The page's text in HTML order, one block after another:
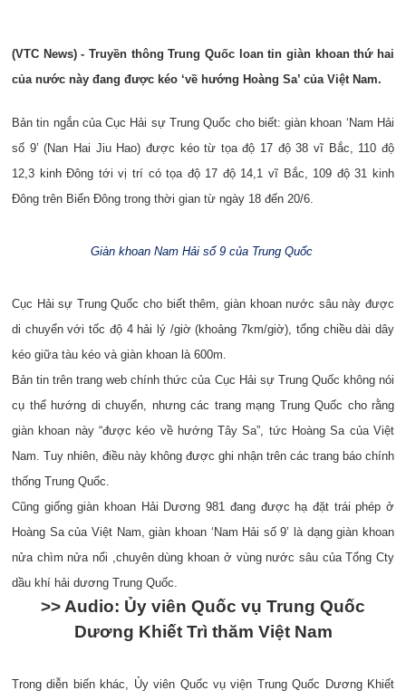
(VTC News) - Truyền thông Trung Quốc loan tin giàn khoan thứ hai
của nước này đang được kéo ‘về hướng Hoàng Sa’ của Việt Nam.
Bản tin ngắn của Cục Hải sự Trung Quốc cho biết: giàn khoan ‘Nam Hải
số 9’ (Nan Hai Jiu Hao) được kéo từ tọa độ 17 độ 38 vĩ Bắc, 110 độ
12,3 kinh Đông tới vị trí có tọa độ 17 độ 14,1 vĩ Bắc, 109 độ 31 kinh
Đông trên Biển Đông trong thời gian từ ngày 18 đến 20/6.
Giàn khoan Nam Hải số 9 của Trung Quốc
Cục Hải sự Trung Quốc cho biết thêm, giàn khoan nước sâu này được
di chuyển với tốc độ 4 hải lý /giờ (khoảng 7km/giờ), tổng chiều dài dây
kéo giữa tàu kéo và giàn khoan là 600m.
Bản tin trên trang web chính thức của Cục Hải sự Trung Quốc không nói
cụ thể hướng di chuyển, nhưng các trang mạng Trung Quốc cho rằng
giàn khoan này “được kéo về hướng Tây Sa”, tức Hoàng Sa của Việt
Nam. Tuy nhiên, điều này không được ghi nhận trên các trang báo chính
thống Trung Quốc.
Cũng giống giàn khoan Hải Dương 981 đang được hạ đặt trái phép ở
Hoàng Sa của Việt Nam, giàn khoan ‘Nam Hải số 9’ là dạng giàn khoan
nửa chìm nửa nổi ,chuyên dùng khoan ở vùng nước sâu của Tổng Cty
dầu khí hải dương Trung Quốc.
>> Audio: Ủy viên Quốc vụ Trung Quốc
Dương Khiết Trì thăm Việt Nam
Trong diễn biến khác, Ủy viên Quốc vụ viện Trung Quốc Dương Khiết